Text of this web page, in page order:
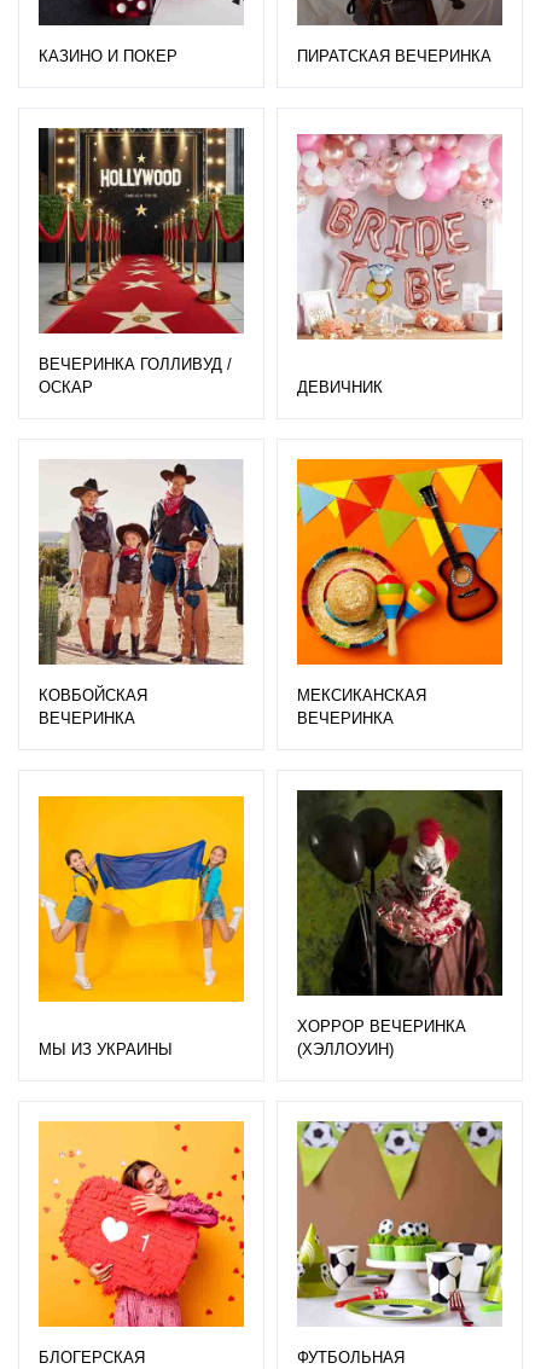
КАЗИНО И ПОКЕР ПИРАТСКАЯ ВЕЧЕРИНКА
ВЕЧЕРИНКА ГОЛЛИВУД /
ОСКАР
ДЕВИЧНИК
КОВБОЙСКАЯ
ВЕЧЕРИНКА
МЕКСИКАНСКАЯ
ВЕЧЕРИНКА
МЫ ИЗ УКРАИНЫ
ХОРРОР ВЕЧЕРИНКА
(ХЭЛЛОУИН)
БЛОГЕРСКАЯ
ФУТБОЛЬНАЯ